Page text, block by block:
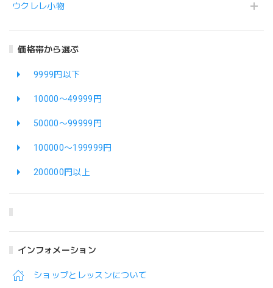
ウクレレ小物
価格帯から選ぶ
9999円以下
10000〜49999円
50000〜99999円
100000〜199999円
200000円以上
インフォメーション
ショップとレッスンについて